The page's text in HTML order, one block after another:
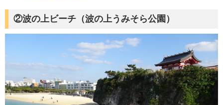
②波の上ビーチ（波の上うみそら公園）